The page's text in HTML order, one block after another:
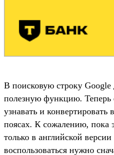
В поисковую строку
полезную функцию.
узнавать и
поясах. К сожалению, пока
только в английской
воспользоваться нужно